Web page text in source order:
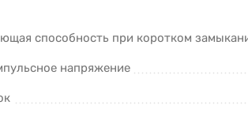
способность при коротком
напряжение